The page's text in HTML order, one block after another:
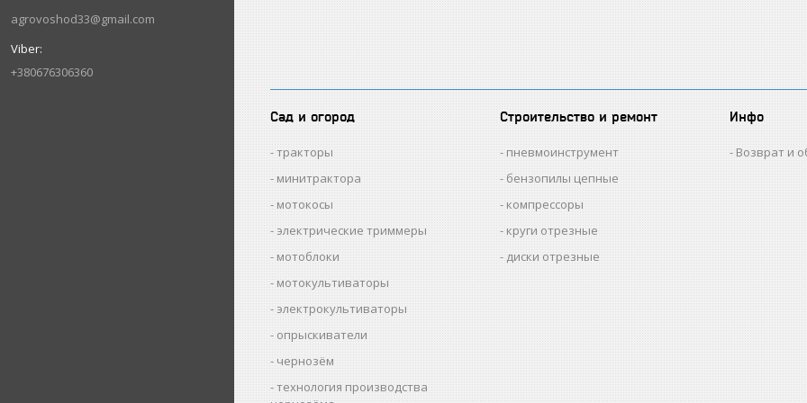
agrovoshod33@gmail.com
+380676306360
Сад и огород
тракторы
минитрактора
мотокосы
электрические триммеры
мотоблоки
мотокультиваторы
электрокультиваторы
опрыскиватели
чернозём
технология производства
Строительство и ремонт
пневмоинструмент
бензопилы цепные
компрессоры
круги отрезные
диски отрезные
Инфо
Возврат и